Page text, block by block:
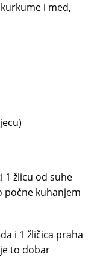
i med,
1 žlicu od suhe
počne kuhanjem
i 1 žličica praha
to dobar